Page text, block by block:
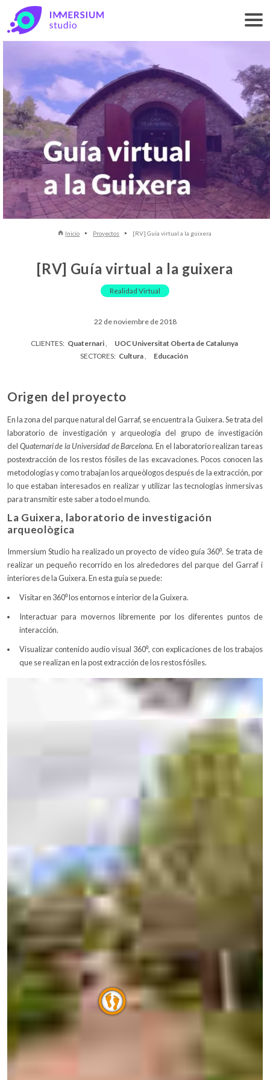
Inicio Proyectos [RV] Guía virtual a la guixera
[RV] Guía virtual a la guixera
Realidad Virtual
22 de noviembre de 2018
CLIENTES: Quaternari
UOC Universitat Oberta de Catalunya
SECTORES: Cultura Educación
Origen del proyecto
En la zona del parque natural del Garraf, se encuentra la Guixera. Se trata del
laboratorio de investigación y arqueología del grupo de investigación
del Quaternari de la Universidad de Barcelona. En el laboratorio realizan tareas
postextracción de los restos fósiles de las excavaciones. Pocos conocen las
metodologías y como trabajan los arqueòlogos después de la extracción, por
lo que estaban interesados en realizar y utilizar las tecnologías inmersivas
para transmitir este saber a todo el mundo.
La Guixera, laboratorio de investigación
arqueològica
Immersium Studio ha realizado un proyecto de vídeo guía 360⁰. Se trata de
realizar un pequeño recorrido en los alrededores del parque del Garraf i
interiores de la Guixera. En esta guía se puede:
Visitar en 360⁰ los entornos e interior de la Guixera.
Interactuar para movernos libremente por los diferentes puntos de
interacción.
Visualizar contenido audio visual 360⁰, con explicaciones de los trabajos
que se realizan en la post extracción de los restos fósiles.